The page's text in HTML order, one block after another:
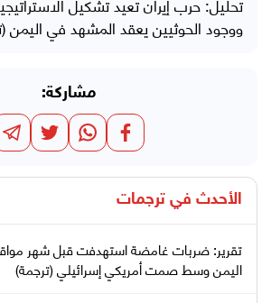
ووجود الحوثيين يعقد المشهد في اليمن
مشاركة:
الأحدث في ترجمات
تقرير: ضربات غامضة استهدفت قبل شهر
اليمن وسط صمت أمريكي إسرائيلي (ترجمة)